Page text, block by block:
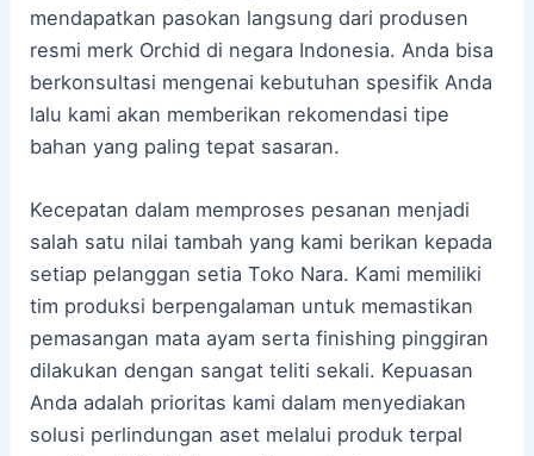
mendapatkan pasokan langsung dari produsen
resmi merk Orchid di negara Indonesia. Anda bisa
berkonsultasi mengenai kebutuhan spesifik Anda
lalu kami akan memberikan rekomendasi tipe
bahan yang paling tepat sasaran.
Kecepatan dalam memproses pesanan menjadi
salah satu nilai tambah yang kami berikan kepada
setiap pelanggan setia Toko Nara. Kami memiliki
tim produksi berpengalaman untuk memastikan
pemasangan mata ayam serta finishing pinggiran
dilakukan dengan sangat teliti sekali. Kepuasan
Anda adalah prioritas kami dalam menyediakan
solusi perlindungan aset melalui produk terpal